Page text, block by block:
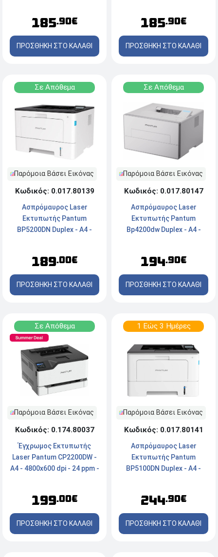
Printing
185.90€
ΠΡΟΣΘΗΚΗ ΣΤΟ ΚΑΛΑΘΙ
185.90€
ΠΡΟΣΘΗΚΗ ΣΤΟ ΚΑΛΑΘΙ
Σε Απόθεμα
Παρόμοια Βάσει Εικόνας
Κωδικός: 0.017.80139
Ασπρόμαυρος Laser
Εκτυπωτής Pantum
BP5200DN Duplex - Α4 -
189.00€
ΠΡΟΣΘΗΚΗ ΣΤΟ ΚΑΛΑΘΙ
Σε Απόθεμα
Παρόμοια Βάσει Εικόνας
Κωδικός: 0.017.80147
Ασπρόμαυρος Laser
Εκτυπωτής Pantum
Bp4200dw Duplex - Α4 -
194.90€
ΠΡΟΣΘΗΚΗ ΣΤΟ ΚΑΛΑΘΙ
Σε Απόθεμα
Παρόμοια Βάσει Εικόνας
Κωδικός: 0.174.80037
Έγχρωμoς Εκτυπωτής
Laser Pantum CP2200DW -
A4 - 4800x600 dpi - 24 ppm -
199.00€
ΠΡΟΣΘΗΚΗ ΣΤΟ ΚΑΛΑΘΙ
1 Εώς 3 Ημέρες
Παρόμοια Βάσει Εικόνας
Κωδικός: 0.017.80141
Ασπρόμαυρος Laser
Εκτυπωτής Pantum
BP5100DN Duplex - Α4 -
244.90€
ΠΡΟΣΘΗΚΗ ΣΤΟ ΚΑΛΑΘΙ